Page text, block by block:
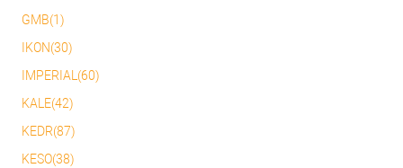
GMB(1)
IKON(30)
IMPERIAL(60)
KALE(42)
KEDR(87)
KESO(38)